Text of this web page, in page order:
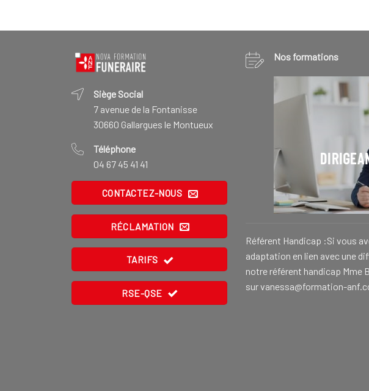
Siège Social
7 avenue de la Fontanisse
30660 Gallargues le Montueux
Téléphone
04 67 45 41 41
CONTACTEZ-NOUS
RÉCLAMATION
TARIFS
RSE-QSE
Nos formations
Référent Handicap :Si vous
adaptation en lien avec une
notre référent handicap Mme
sur vanessa@formation-